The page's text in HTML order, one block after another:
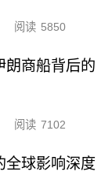
阅读 5850
朗商船背后的
阅读 7102
全球影响深度